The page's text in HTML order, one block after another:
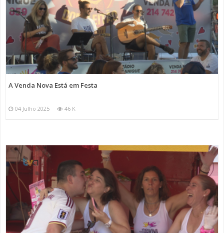
A Venda Nova Está em Festa
04 Julho 2025 46 K